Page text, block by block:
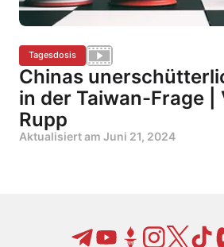
Tagesdosis
Chinas
in der Taiwan-Frage |
Rupp
Aktualisiert am Juni 21, 2024